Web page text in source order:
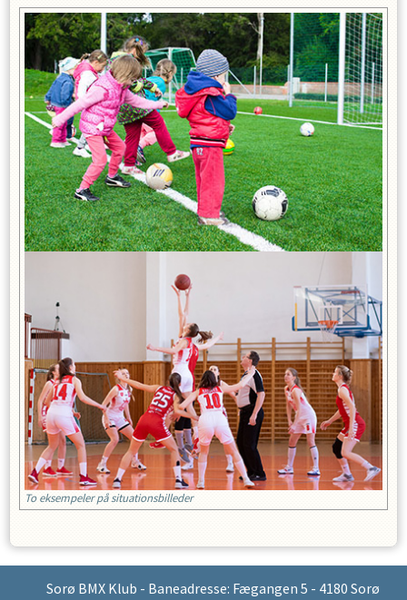
To eksempeler på situationsbilleder
Sorø BMX Klub - Baneadresse: Fægangen 5 - 4180 Sorø